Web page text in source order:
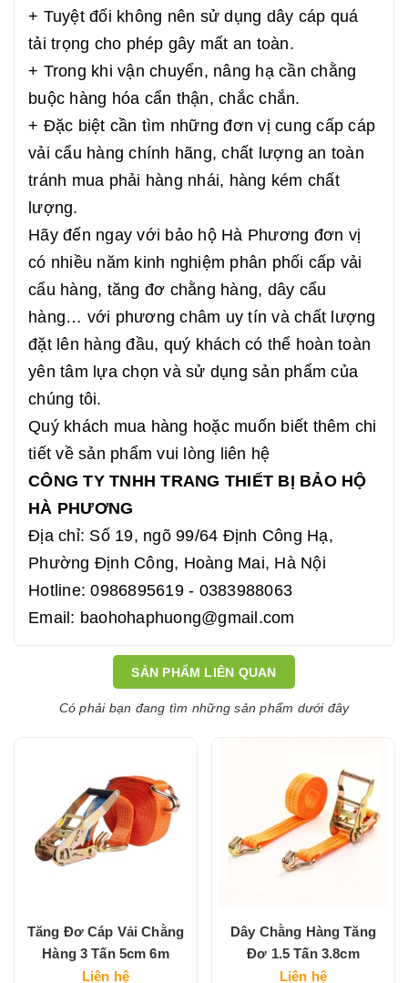
+ Tuyệt đối không nên sử dụng dây cáp quá
tải trọng cho phép gây mất an toàn.
+ Trong khi vận chuyển, nâng hạ cần chằng
buộc hàng hóa cẩn thận, chắc chắn.
+ Đặc biệt cần tìm những đơn vị cung cấp cáp
vải cẩu hàng chính hãng, chất lượng an toàn
tránh mua phải hàng nhái, hàng kém chất
lượng.
Hãy đến ngay với bảo hộ Hà Phương đơn vị
có nhiều năm kinh nghiệm phân phối cấp vải
cẩu hàng, tăng đơ chằng hàng, dây cẩu
hàng… với phương châm uy tín và chất lượng
đặt lên hàng đầu, quý khách có thể hoàn toàn
yên tâm lựa chọn và sử dụng sản phẩm của
chúng tôi.
Quý khách mua hàng hoặc muốn biết thêm chi
tiết về sản phẩm vui lòng liên hệ
CÔNG TY TNHH TRANG THIẾT BỊ BẢO HỘ
HÀ PHƯƠNG
Địa chỉ: Số 19, ngõ 99/64 Định Công Hạ,
Phường Định Công, Hoàng Mai, Hà Nội
Hotline: 0986895619 - 0383988063
Email: baohohaphuong@gmail.com
SẢN PHẨM LIÊN QUAN
Có phải bạn đang tìm những sản phẩm dưới đây
Tăng Đơ Cáp Vải Chằng
Hàng 3 Tấn 5cm 6m
Liên hệ
Dây Chằng Hàng Tăng
Đơ 1.5 Tấn 3.8cm
Liên hệ